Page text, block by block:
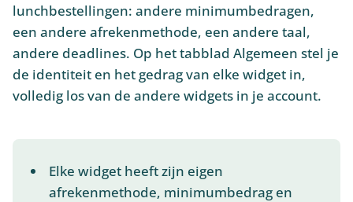
lunchbestellingen: andere minimumbedragen,
een andere afrekenmethode, een andere taal,
andere deadlines. Op het tabblad Algemeen stel je
de identiteit en het gedrag van elke widget in,
volledig los van de andere widgets in je account.
Elke widget heeft zijn eigen
afrekenmethode, minimumbedrag en